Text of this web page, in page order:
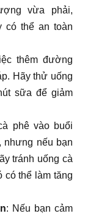
vừa phải,
có thể an toàn
thêm đường
Hãy thử uống
sữa để giảm
phê vào buổi
nhưng nếu bạn
tránh uống cà
có thể làm tăng
: Nếu bạn cảm